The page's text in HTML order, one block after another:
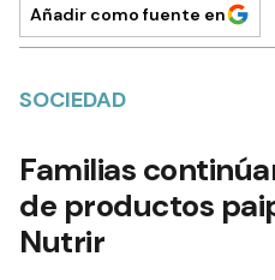
Añadir como fuente en
SOCIEDAD
Familias
de productos
Nutrir